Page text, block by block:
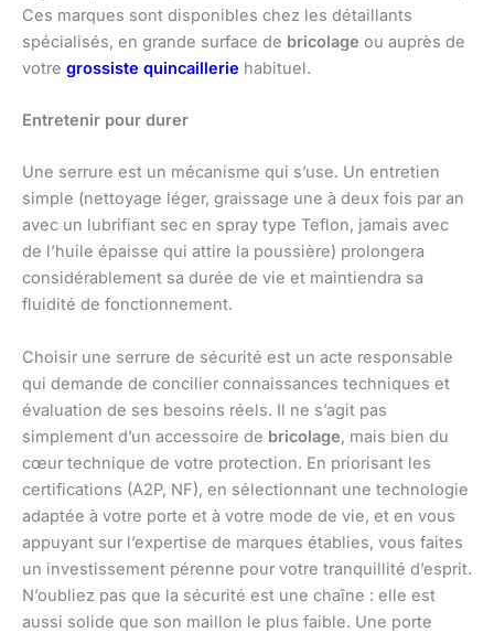
Ces marques sont disponibles chez les détaillants
spécialisés, en grande surface de bricolage ou auprès de
votre grossiste quincaillerie habituel.
Entretenir pour durer
Une serrure est un mécanisme qui s’use. Un entretien
simple (nettoyage léger, graissage une à deux fois par an
avec un lubrifiant sec en spray type Teflon, jamais avec
de l’huile épaisse qui attire la poussière) prolongera
considérablement sa durée de vie et maintiendra sa
fluidité de fonctionnement.
Choisir une serrure de sécurité est un acte responsable
qui demande de concilier connaissances techniques et
évaluation de ses besoins réels. Il ne s’agit pas
simplement d’un accessoire de bricolage, mais bien du
cœur technique de votre protection. En priorisant les
certifications (A2P, NF), en sélectionnant une technologie
adaptée à votre porte et à votre mode de vie, et en vous
appuyant sur l’expertise de marques établies, vous faites
un investissement pérenne pour votre tranquillité d’esprit.
N’oubliez pas que la sécurité est une chaîne : elle est
aussi solide que son maillon le plus faible. Une porte